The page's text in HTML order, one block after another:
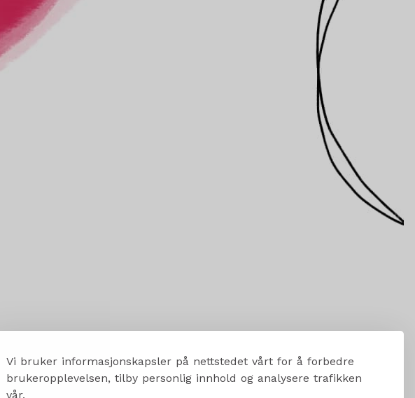
Vi bruker informasjonskapsler på nettstedet vårt for å forbedre
brukeropplevelsen, tilby personlig innhold og analysere trafikken
vår.